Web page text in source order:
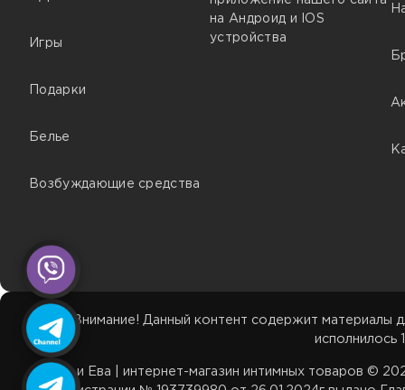
Игры
Подарки
Белье
Возбуждающие средства
на Андроид и IOS
устройства
Внимание! Данный контент содержит материалы
исполнилось
Адам и Ева | интернет-магазин интимных товаров ©